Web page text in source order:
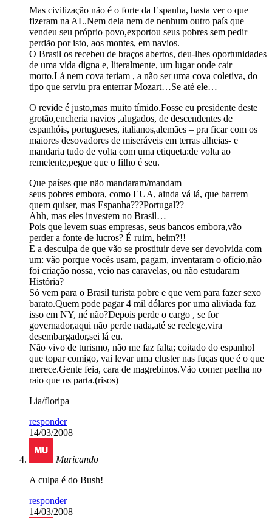
Mas civilização não é o forte da Espanha, basta ver o que
fizeram na AL.Nem dela nem de nenhum outro país que
vendeu seu próprio povo,exportou seus pobres sem pedir
perdão por isto, aos montes, em navios.
O Brasil os recebeu de braços abertos, deu-lhes oportunidades
de uma vida digna e, literalmente, um lugar onde cair
morto.Lá nem cova teriam , a não ser uma cova coletiva, do
tipo que serviu pra enterrar Mozart…Se até ele…
O revide é justo,mas muito tímido.Fosse eu presidente deste
grotão,encheria navios ,alugados, de descendentes de
espanhóis, portugueses, italianos,alemães – pra ficar com os
maiores desovadores de miseráveis em terras alheias- e
mandaria tudo de volta com uma etiqueta:de volta ao
remetente,pegue que o filho é seu.
Que países que não mandaram/mandam
seus pobres embora, como EUA, ainda vá lá, que barrem
quem quiser, mas Espanha???Portugal??
Ahh, mas eles investem no Brasil…
Pois que levem suas empresas, seus bancos embora,vão
perder a fonte de lucros? É ruim, heim?!!
E a desculpa de que vão se prostituir deve ser devolvida com
um: vão porque vocês usam, pagam, inventaram o ofício,não
foi criação nossa, veio nas caravelas, ou não estudaram
História?
Só vem para o Brasil turista pobre e que vem para fazer sexo
barato.Quem pode pagar 4 mil dólares por uma aliviada faz
isso em NY, né não?Depois perde o cargo , se for
governador,aqui não perde nada,até se reelege,vira
desembargador,sei lá eu.
Não vivo de turismo, não me faz falta; coitado do espanhol
que topar comigo, vai levar uma cluster nas fuças que é o que
merece.Gente feia, cara de magrebinos.Vão comer paelha no
raio que os parta.(risos)
Lia/floripa
responder
14/03/2008
Muricando
A culpa é do Bush!
responder
14/03/2008